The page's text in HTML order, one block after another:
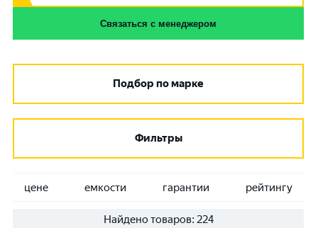
Связаться с менеджером
Подбор по марке
Фильтры
цене емкости гарантии рейтингу
Найдено товаров: 224